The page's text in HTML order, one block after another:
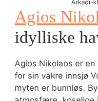
Arkadi-
Agios
idylliske
Agios Nikolaos er
for sin vakre innsjø
myten er bunnløs.